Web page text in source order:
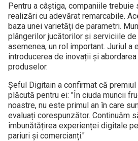
Pentru a câștiga, companiile
realizări cu adevărat remarcabile.
baza unei varietăți de parametri.
plângerilor jucătorilor și serviciile de
asemenea, un rol important. Juriul a
introducerea de inovații și
produselor.
Șeful Digitain a confirmat că
plăcută pentru ei: "În ciuda muncii
noastre, nu este primul an în care
evaluați corespunzător. Continuăm
îmbunătățirea experienței digitale
pariuri și comercianți."